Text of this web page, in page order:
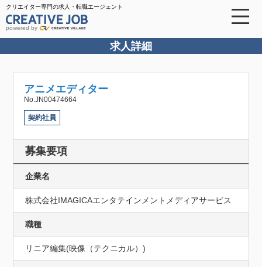
クリエイター専門の求人・転職エージェント
powered by
求人詳細
アニメエディター
No.JN00474664
契約社員
募集要項
企業名
株式会社IMAGICAエンタテインメントメディアサービス
職種
リニア編集(映像（テクニカル）)